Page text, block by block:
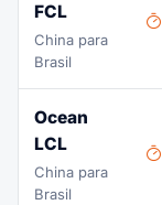
FCL
China para
Brasil
Ocean
LCL
China para
Brasil